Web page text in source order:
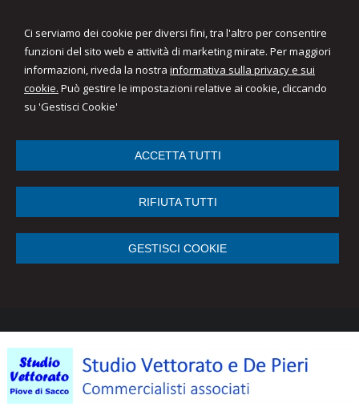
Ci serviamo dei cookie per diversi fini, tra l'altro per consentire
funzioni del sito web e attività di marketing mirate. Per maggiori
informazioni, riveda la nostra informativa sulla privacy e sui
cookie. Può gestire le impostazioni relative ai cookie, cliccando
su 'Gestisci Cookie'
ACCETTA TUTTI
RIFIUTA TUTTI
GESTISCI COOKIE